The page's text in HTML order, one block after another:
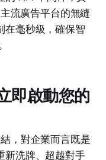
流廣告平台的無縫
在毫秒級，確保智
即啟動您的
，對企業而言既是
新洗牌、超越對手